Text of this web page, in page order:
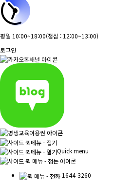
평일 10:00~18:00(점심 : 12:00~13:00)
로그인
Quick menu
1644-3260